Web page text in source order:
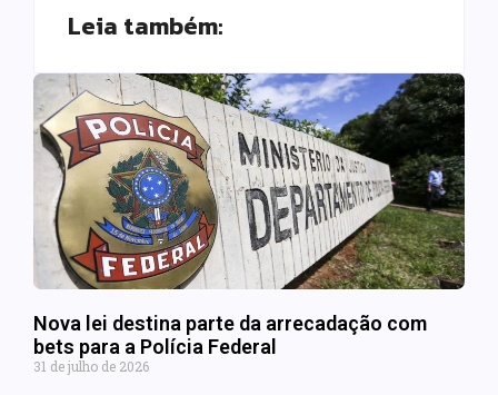
Leia também:
Nova lei destina parte da arrecadação com
bets para a Polícia Federal
31 de julho de 2026